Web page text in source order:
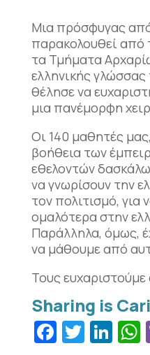
Μια πρόσφυγας
παρακολουθεί από
τα Τμήματα
ελληνικής
θέλησε να
μια πανέμορφη
Οι 140 μαθητές
βοήθεια των
εθελοντών
να γνωρίσουν την
τον πολιτισμό, για
ομαλότερα στην
Παράλληλα, όμως,
να μάθουμε από
Τους ευχαριστούμε